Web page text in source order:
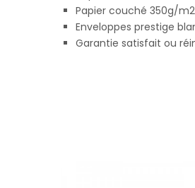
Papier couché 350g/m2
Enveloppes prestige
Garantie satisfait ou